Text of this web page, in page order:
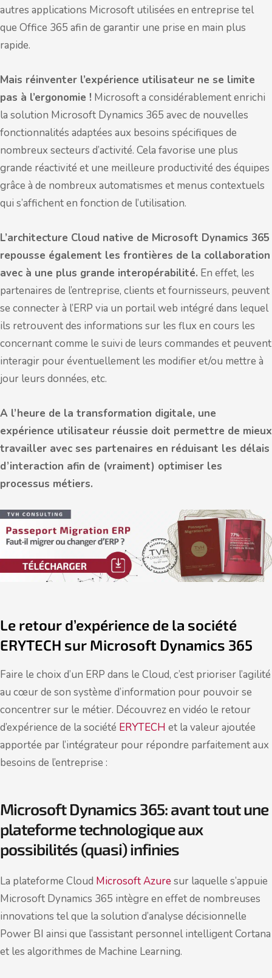
autres applications Microsoft utilisées en entreprise tel
que Office 365 afin de garantir une prise en main plus
rapide.
Mais réinventer l’expérience utilisateur ne se limite
pas à l’ergonomie ! Microsoft a considérablement enrichi
la solution Microsoft Dynamics 365 avec de nouvelles
fonctionnalités adaptées aux besoins spécifiques de
nombreux secteurs d’activité. Cela favorise une plus
grande réactivité et une meilleure productivité des équipes
grâce à de nombreux automatismes et menus contextuels
qui s’affichent en fonction de l’utilisation.
L’architecture Cloud native de Microsoft Dynamics 365
repousse également les frontières de la collaboration
avec à une plus grande interopérabilité. En effet, les
partenaires de l’entreprise, clients et fournisseurs, peuvent
se connecter à l’ERP via un portail web intégré dans lequel
ils retrouvent des informations sur les flux en cours les
concernant comme le suivi de leurs commandes et peuvent
interagir pour éventuellement les modifier et/ou mettre à
jour leurs données, etc.
A l’heure de la transformation digitale, une
expérience utilisateur réussie doit permettre de mieux
travailler avec ses partenaires en réduisant les délais
d’interaction afin de (vraiment) optimiser les
processus métiers.
Le retour d’expérience de la société
ERYTECH sur Microsoft Dynamics 365
Faire le choix d’un ERP dans le Cloud, c’est prioriser l’agilité
au cœur de son système d’information pour pouvoir se
concentrer sur le métier. Découvrez en vidéo le retour
d’expérience de la société ERYTECH et la valeur ajoutée
apportée par l’intégrateur pour répondre parfaitement aux
besoins de l’entreprise :
Microsoft Dynamics 365: avant tout une
plateforme technologique aux
possibilités (quasi) infinies
La plateforme Cloud Microsoft Azuresur laquelle s’appuie
Microsoft Dynamics 365 intègre en effet de nombreuses
innovations tel que la solution d’analyse décisionnelle
Power BI ainsi que l’assistant personnel intelligent Cortana
et les algorithmes de Machine Learning.